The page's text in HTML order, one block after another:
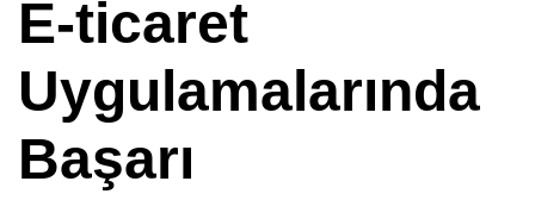
E-ticaret
Uygulamalarında
Başarı